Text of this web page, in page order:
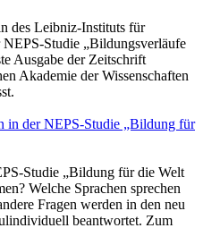
des Leibniz-Instituts für
Studie „Bildungsverläufe
Ausgabe der Zeitschrift
Akademie der Wissenschaften
in der NEPS-Studie „Bildung für
Studie „Bildung für die Welt
Welche Sprachen sprechen
Fragen werden in den neu
beantwortet. Zum